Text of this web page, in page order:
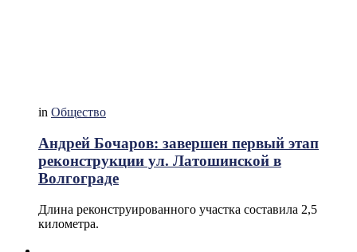
in Общество
Андрей Бочаров: завершен первый этап
реконструкции ул. Латошинской в
Волгограде
Длина реконструированного участка составила 2,5
километра.